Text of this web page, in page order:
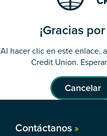
¡Gracias
Al hacer clic en este enlace,
Credit Union.
Cancelar
Contáctanos »